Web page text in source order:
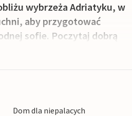
wybrzeża Adriatyku, w
aby przygotować
sofie. Poczytaj dobrą
się pod zacienioną
Dom dla niepalacych